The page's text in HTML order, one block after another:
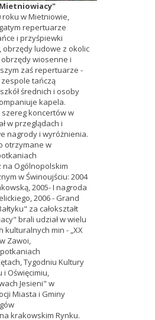
roku w Mietniowie,
repertuarze
i przyśpiewki
ludowe z okolic
wiosenne i
zaś repertuarze -
tańczą
średnich i osoby
kapela.
szereg koncertów w
w przeglądach i
nagrody i wyróżnienia.
otrzymane w
Ogólnopolskim
w Świnoujściu: 2004
2005- I nagroda
2006 - Grand
za całokształt
brali udział w wielu
min - „XX
Zawoi,
Tygodniu Kultury
i Oświęcimiu,
Jesieni" w
Miasta i Gminy
krakowskim Rynku.